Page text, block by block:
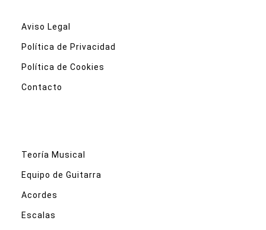
Aviso Legal
Política de Privacidad
Política de Cookies
Contacto
Teoría Musical
Equipo de Guitarra
Acordes
Escalas